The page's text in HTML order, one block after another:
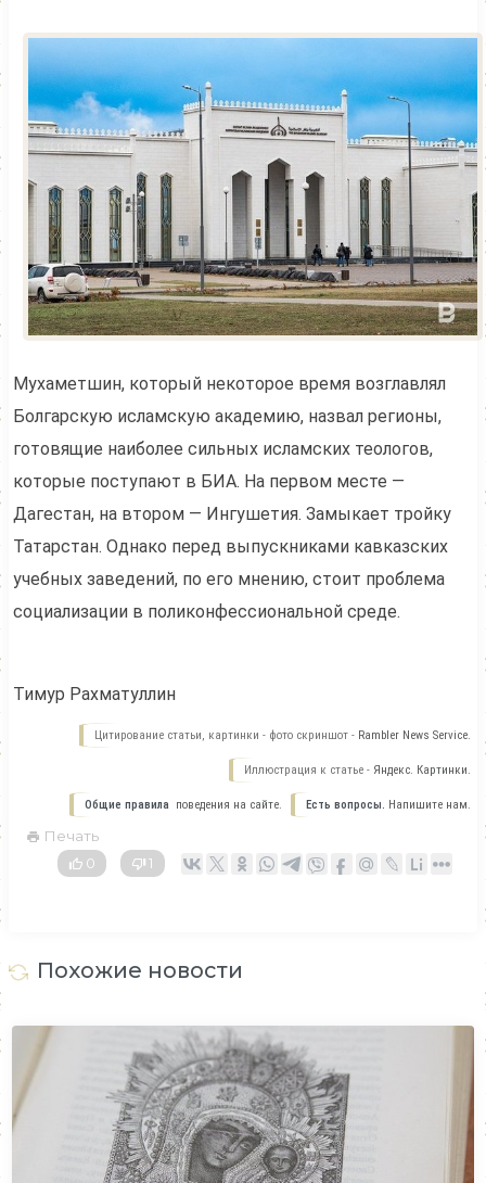
Мухаметшин, который некоторое время возглавлял
Болгарскую исламскую академию, назвал регионы,
готовящие наиболее сильных исламских теологов,
которые поступают в БИА. На первом месте —
Дагестан, на втором — Ингушетия. Замыкает тройку
Татарстан. Однако перед выпускниками кавказских
учебных заведений, по его мнению, стоит проблема
социализации в поликонфессиональной среде.
Тимур Рахматуллин
Цитирование статьи, картинки - фото скриншот - Rambler News Service.
Иллюстрация к статье - Яндекс. Картинки.
Есть вопросы. Напишите нам.
Общие правила поведения на сайте.
Печать
0
1
Похожие новости